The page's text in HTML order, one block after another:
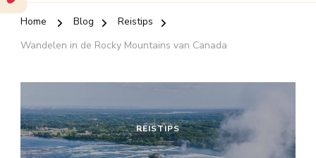
Home Blog
Reistips
Wandelen in de Rocky Mountains van Canada
REISTIPS